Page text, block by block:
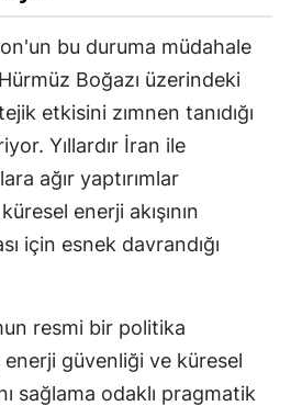
bu duruma müdahale
Boğazı üzerindeki
etkisini zımnen tanıdığı
Yıllardır İran ile
ağır yaptırımlar
enerji akışının
için esnek davrandığı
resmi bir politika
güvenliği ve küresel
sağlama odaklı pragmatik